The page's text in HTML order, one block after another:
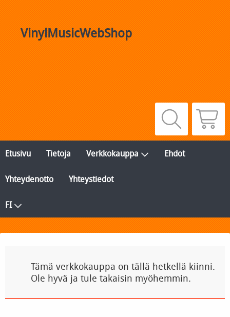
VinylMusicWebShop
Etusivu Tietoja Verkkokauppa Ehdot
Yhteydenotto Yhteystiedot
FI
Tämä verkkokauppa on tällä hetkellä kiinni.
Ole hyvä ja tule takaisin myöhemmin.